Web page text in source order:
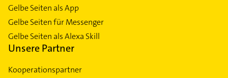
Gelbe Seiten als App
Gelbe Seiten für Messenger
Gelbe Seiten als Alexa Skill
Unsere Partner
Kooperationspartner